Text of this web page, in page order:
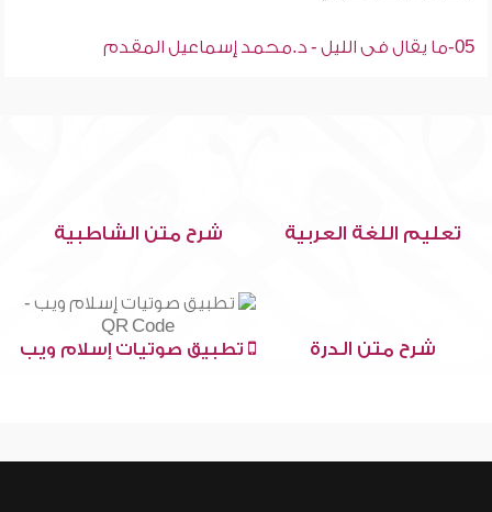
05-ما يقال فى الليل - د.محمد إسماعيل المقدم
تعليم اللغة العربية شرح متن الشاطبية
شرح متن الدرة تطبيق صوتيات إسلام ويب